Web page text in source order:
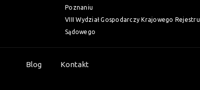
Poznaniu
VIII Wydział Gospodarczy Krajowego Rejestru
Sądowego
Blog Kontakt